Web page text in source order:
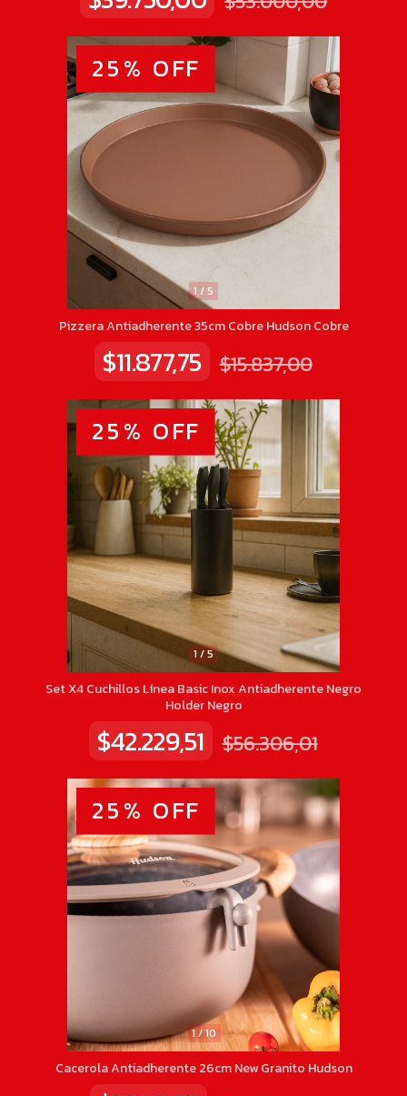
1 /5
25% OFF
Pizzera Antiadherente 35cm Cobre Hudson Cobre
$11.877,75 $15.837,00
1 /5
25% OFF
Set X4 Cuchillos Línea Basic Inox Antiadherente Negro
Holder Negro
$42.229,51 $56.306,01
1/10
25% OFF
Cacerola Antiadherente 26cm New Granito Hudson